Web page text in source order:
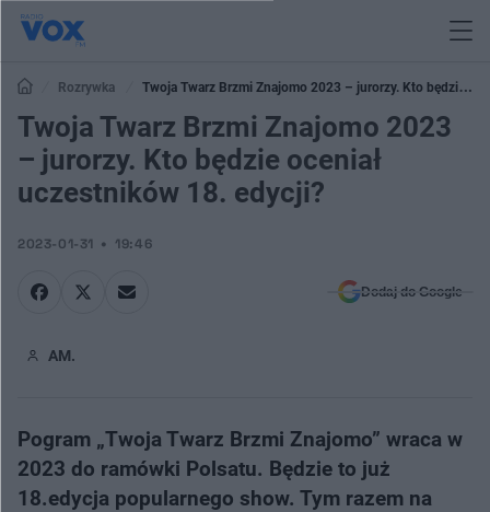
Rozrywka
Twoja Twarz Brzmi Znajomo 2023 – jurorzy. Kto będzie
oceniał uczestników 18. edycji?
Twoja Twarz Brzmi Znajomo 2023
– jurorzy. Kto będzie oceniał
uczestników 18. edycji?
2023-01-31 19:46
Dodaj do Google
AM.
Pogram „Twoja Twarz Brzmi Znajomo” wraca w
2023 do ramówki Polsatu. Będzie to już
18.edycja popularnego show. Tym razem na